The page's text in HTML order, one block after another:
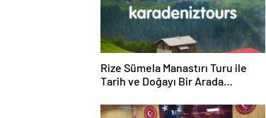
Rize Sümela Manastırı Turu ile
Tarih ve Doğayı Bir Arada